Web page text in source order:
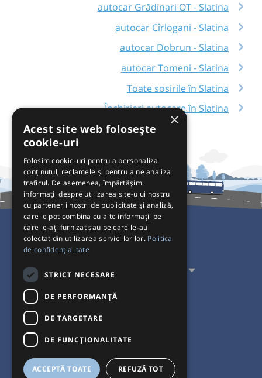
autocar Grădinari OT - Slatina
autocar Cîrlogani - Slatina
autocar Dobrun - Slatina
autocar Tomeni - Slatina
Toate sosirile în Slatina
Închirieri autocare în Slatina
Pentru Călători
Pentru Transportatori
Interacționăm
Acceptăm plăți cu
×
Acest site web folosește
cookie-uri
Folosim cookie-uri pentru a personaliza
conținutul, reclamele și pentru a ne analiza
traficul. De asemenea, împărtășim
informații despre utilizarea site-ului nostru
cu partenerii noștri de publicitate și analiză,
care le pot combina cu alte informații pe
care le-ați furnizat sau pe care le-au
colectat din utilizarea serviciilor lor. Politica
de confidențialitate
STRICT NECESARE
DE PERFORMANȚĂ
DE TARGETARE
DE FUNCŢIONALITATE
ACCEPTĂ TOATE REFUZĂ TOT